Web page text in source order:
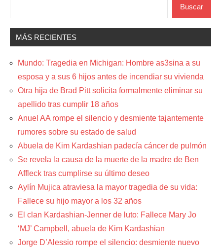
Buscar
MÁS RECIENTES
Mundo: Tragedia en Michigan: Hombre as3sina a su
esposa y a sus 6 hijos antes de incendiar su vivienda
Otra hija de Brad Pitt solicita formalmente eliminar su
apellido tras cumplir 18 años
Anuel AA rompe el silencio y desmiente tajantemente
rumores sobre su estado de salud
Abuela de Kim Kardashian padecía cáncer de pulmón
Se revela la causa de la muerte de la madre de Ben
Affleck tras cumplirse su último deseo
Aylín Mujica atraviesa la mayor tragedia de su vida:
Fallece su hijo mayor a los 32 años
El clan Kardashian-Jenner de luto: Fallece Mary Jo
‘MJ’ Campbell, abuela de Kim Kardashian
Jorge D’Alessio rompe el silencio: desmiente nuevo